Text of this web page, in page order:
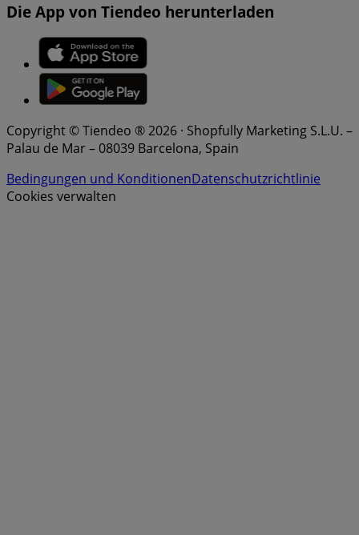
Die App von Tiendeo herunterladen
Copyright © Tiendeo ® 2026 · Shopfully Marketing S.L.U. –
Palau de Mar – 08039 Barcelona, Spain
Bedingungen und KonditionenDatenschutzrichtlinie
Cookies verwalten